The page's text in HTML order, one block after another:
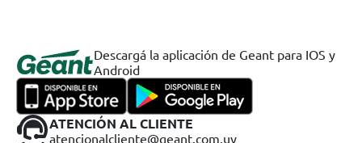
Descargá la aplicación de Geant para IOS y
Android
ATENCIÓN AL CLIENTE
atencionalcliente@geant.com.uy